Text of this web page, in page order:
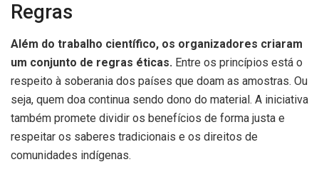
Regras
Além do trabalho científico, os organizadores criaram
um conjunto de regras éticas. Entre os princípios está o
respeito à soberania dos países que doam as amostras. Ou
seja, quem doa continua sendo dono do material. A iniciativa
também promete dividir os benefícios de forma justa e
respeitar os saberes tradicionais e os direitos de
comunidades indígenas.